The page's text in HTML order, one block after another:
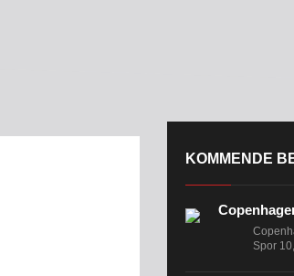
KOMMENDE
Spor